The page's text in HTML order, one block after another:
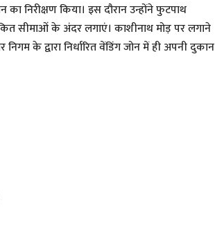
निरीक्षण किया। इस दौरान उन्होंने फुटपाथ
सीमाओं के अंदर लगाएं। काशीनाथ मोड़ पर लगाने
के द्वारा निर्धारित वेंडिंग जोन में ही अपनी दुकान